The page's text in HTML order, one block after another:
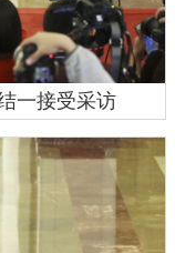
一接受采访